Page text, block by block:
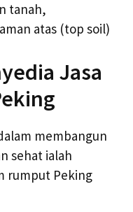
tanah,
atas (top soil)
Jasa
membangun
sehat ialah
rumput Peking